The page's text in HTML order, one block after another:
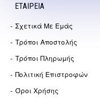
ΕΤΑΙΡΕΊΑ
Σχετικά Με Εμάς
Τρόποι Αποστολής
Τρόποι Πληρωμής
Πολιτική Επιστροφών
Όροι Χρήσης